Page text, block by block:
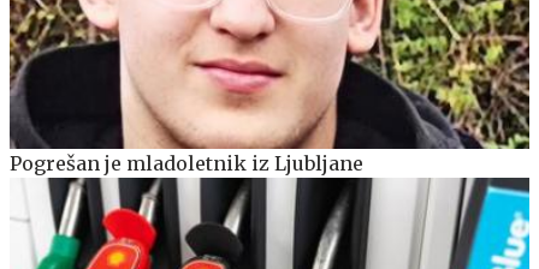
Pogrešan je mladoletnik iz Ljubljane